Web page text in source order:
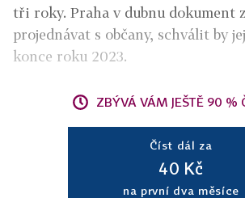
tři roky. Praha v dubnu dokument
projednávat s občany, schválit by
konce roku 2023.
ZBÝVÁ VÁM JEŠTĚ 90 %
Číst dál za
40 Kč
na první dva měsíce